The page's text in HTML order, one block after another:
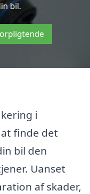
bil.
i
finde det
bil den
Uanset
af skader,